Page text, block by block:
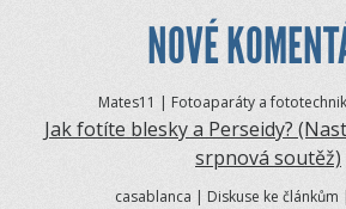
NOVÉ
Mates11 | Fotoaparáty a
Jak fotíte blesky a Perseidy?
srpnová soutěž)
casablanca | Diskuse ke článkům